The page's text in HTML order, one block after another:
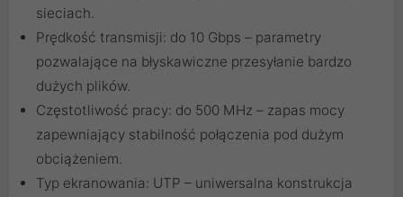
sieciach.
Prędkość transmisji: do 10 Gbps – parametry
pozwalające na błyskawiczne przesyłanie bardzo
dużych plików.
Częstotliwość pracy: do 500 MHz – zapas mocy
zapewniający stabilność połączenia pod dużym
obciążeniem.
Typ ekranowania: UTP – uniwersalna konstrukcja